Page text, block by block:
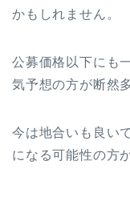
かもしれません。
公募価格以下にも
気予想の方が断然
今は地合いも良い
になる可能性の方